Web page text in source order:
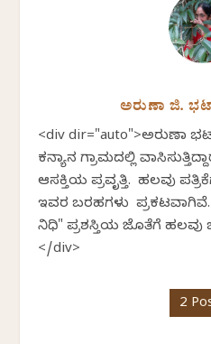
ಅರುಣಾ ಜಿ.
<div dir="auto">ಅರುಣಾ
ಕನ್ಯಾನ ಗ್ರಾಮದಲ್ಲಿ
ಆಸಕ್ತಿಯ ಪ್ರವೃತ್ತಿ. ಹಲವು
ಇವರ ಬರಹಗಳು
ನಿಧಿ" ಪ್ರಶಸ್ತಿಯ ಜೊತೆಗೆ ಹಲವು
</div>
2